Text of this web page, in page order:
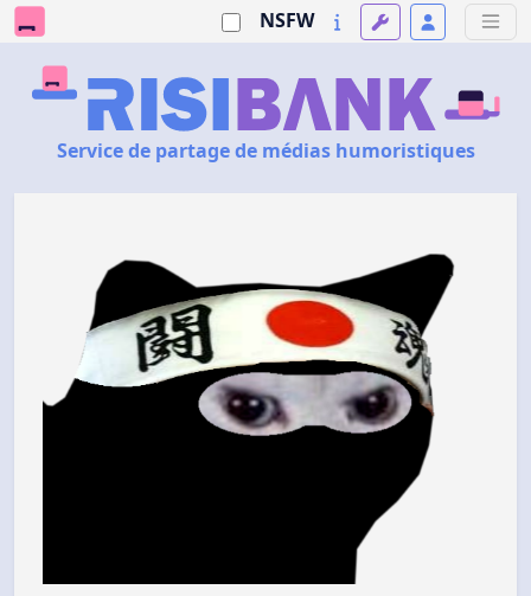
NSFW
Service de partage de médias humoristiques